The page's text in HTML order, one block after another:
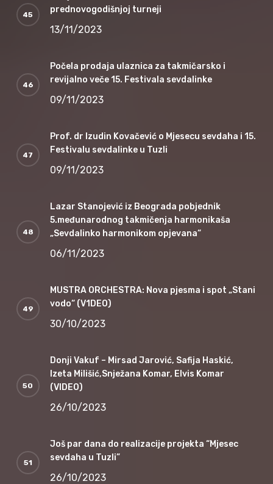
prednovogodišnjoj turneji
13/11/2023
Počela prodaja ulaznica za takmičarsko i
revijalno veče 15. Festivala sevdalinke
09/11/2023
Prof. dr Izudin Kovačević o Mjesecu sevdaha i 15.
Festivalu sevdalinke u Tuzli
09/11/2023
Lazar Stanojević iz Beograda pobjednik
5.međunarodnog takmičenja harmonikaša
„Sevdalinko harmonikom opjevana“
06/11/2023
MUSTRA ORCHESTRA: Nova pjesma i spot „Stani
vodo“ (V1DEO)
30/10/2023
Donji Vakuf – Mirsad Jarović, Safija Haskić,
Izeta Milišić,Snježana Komar, Elvis Komar
(VIDEO)
26/10/2023
Još par dana do realizacije projekta “Mjesec
sevdaha u Tuzli”
26/10/2023